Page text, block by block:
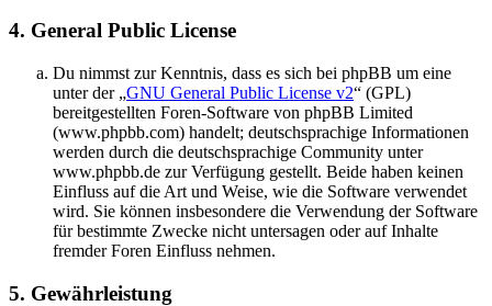
4. General Public License
Du nimmst zur Kenntnis, dass es sich bei phpBB um eine
unter der „GNU General Public License v2“ (GPL)
bereitgestellten Foren-Software von phpBB Limited
(www.phpbb.com) handelt; deutschsprachige Informationen
werden durch die deutschsprachige Community unter
www.phpbb.de zur Verfügung gestellt. Beide haben keinen
Einfluss auf die Art und Weise, wie die Software verwendet
wird. Sie können insbesondere die Verwendung der Software
für bestimmte Zwecke nicht untersagen oder auf Inhalte
fremder Foren Einfluss nehmen.
5. Gewährleistung